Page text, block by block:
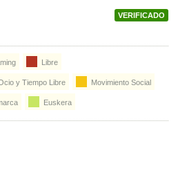
VERIFICADO
Libre
y Tiempo Libre Movimiento Social
Euskera